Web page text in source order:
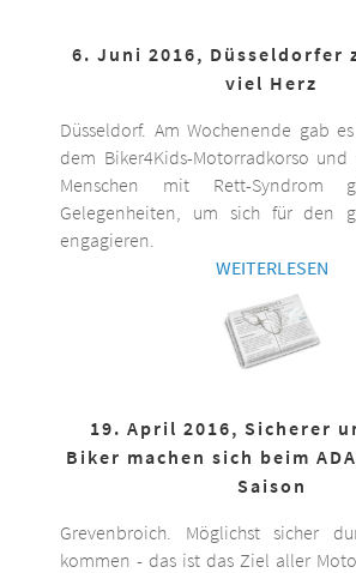
6. Juni 2016, Düsseldorfer
viel Herz
Düsseldorf. Am Wochenende gab
dem Biker4Kids-Motorradkorso
Menschen mit Rett-Syndrom
Gelegenheiten, um sich für den
engagieren.
WEITERLESEN
19. April 2016, Sicherer
Biker machen sich beim
Saison
Grevenbroich. Möglichst sicher
kommen - das ist das Ziel aller